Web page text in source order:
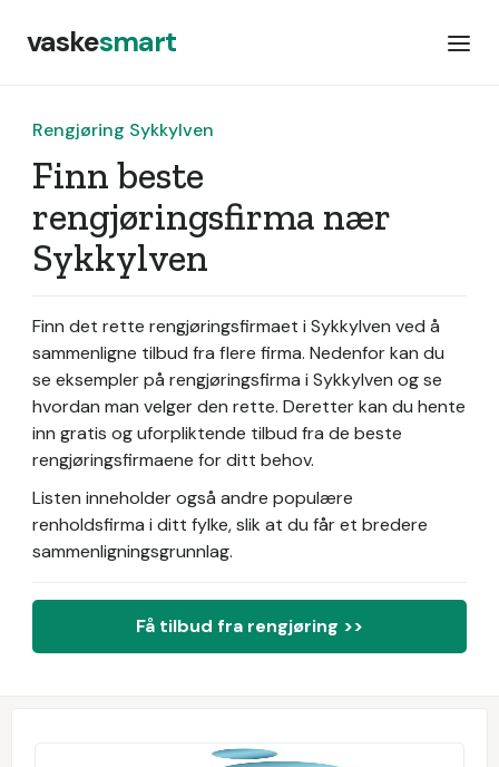
vaskesmart
Rengjøring Sykkylven
Finn beste
rengjøringsfirma nær
Sykkylven
Finn det rette rengjøringsfirmaet i Sykkylven ved å
sammenligne tilbud fra flere firma. Nedenfor kan du
se eksempler på rengjøringsfirma i Sykkylven og se
hvordan man velger den rette. Deretter kan du hente
inn gratis og uforpliktende tilbud fra de beste
rengjøringsfirmaene for ditt behov.
Listen inneholder også andre populære
renholdsfirma i ditt fylke, slik at du får et bredere
sammenligningsgrunnlag.
Få tilbud fra rengjøring >>